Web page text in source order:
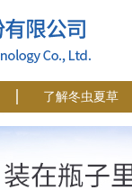
了解冬虫夏草